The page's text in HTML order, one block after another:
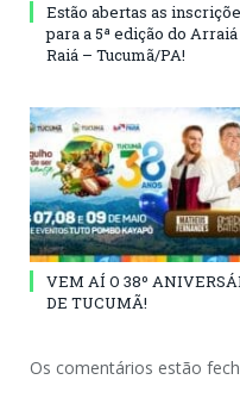
Estão abertas as
para a 5ª edição do
Raiá – Tucumã/PA!
VEM AÍ O 38º
DE TUCUMÃ!
Os comentários estão